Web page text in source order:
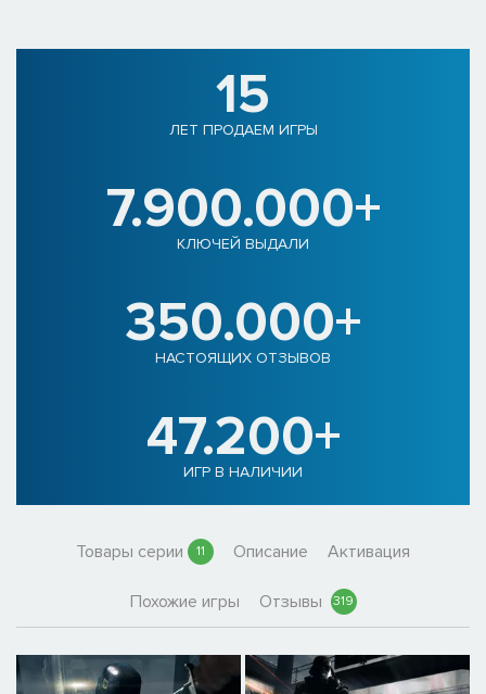
15
ЛЕТ ПРОДАЕМ ИГРЫ
7.900.000+
КЛЮЧЕЙ ВЫДАЛИ
350.000+
НАСТОЯЩИХ ОТЗЫВОВ
47.200+
ИГР В НАЛИЧИИ
Товары серии 11 Описание Активация
Похожие игры Отзывы 319